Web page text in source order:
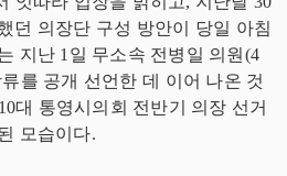
던 의장단 구성 방안이 당일 아침
지난 1일 무소속 전병일 의원(4
를 공개 선언한 데 이어 나온 것
대 통영시의회 전반기 의장 선거
모습이다.